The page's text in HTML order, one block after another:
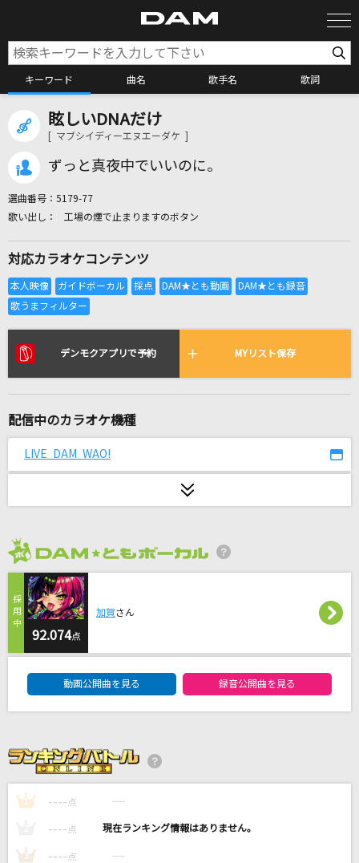
キーワード 曲名 歌手名 歌詞
カラオケ検索
全国りれき
リアルタイムで歌われている曲の一覧
[生音]ただ君に晴れ
Pretender
Official髭男dism
西野カナ
思い出せなくなるその日まで
世界でいちばん熱い夏
PRINCESS PRINCESS
[生音]ボクノート(ドラえもんアニメバージョン)
スキマスイッチ
Mrs. GREEN APPLE
幸せのカテゴリー
[生音]象牙海岸
眩しいDNAだけ
[ マブシイディーエヌエーダケ ]
ずっと真夜中でいいのに。
選曲番号： 5179-77
工場の煙で止まりますのボタン
対応カラオケコンテンツ
デンモクアプリで予約 MYリスト保存
配信中のカラオケ機種
LIVE DAM WAO!
92.074点
加賀さん
動画公開曲を見る 録音公開曲を見る
1 ---- 点 ----
---- 点 ----
3 ---- 点 ----